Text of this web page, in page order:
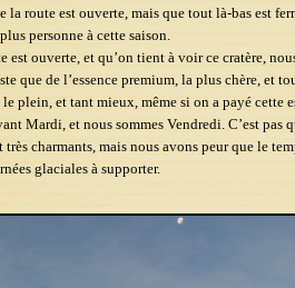
la route est ouverte, mais que tout là-bas est
personne à cette saison.
est ouverte, et qu’on tient à voir ce cratère,
que de l’essence premium, la plus chère, et
plein, et tant mieux, même si on a payé cette
Mardi, et nous sommes Vendredi. C’est pas
charmants, mais nous avons peur que le
glaciales à supporter.